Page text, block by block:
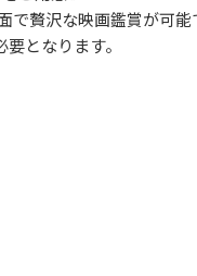
贅沢な映画鑑賞が可能
となります。